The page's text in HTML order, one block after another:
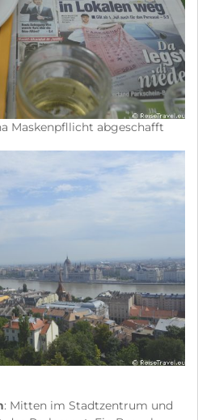
Maskenpfllicht abgeschafft
: Mitten im Stadtzentrum und